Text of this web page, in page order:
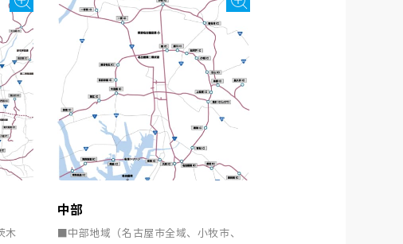
木
中部
■中部地域（名古屋市全域、小牧市、